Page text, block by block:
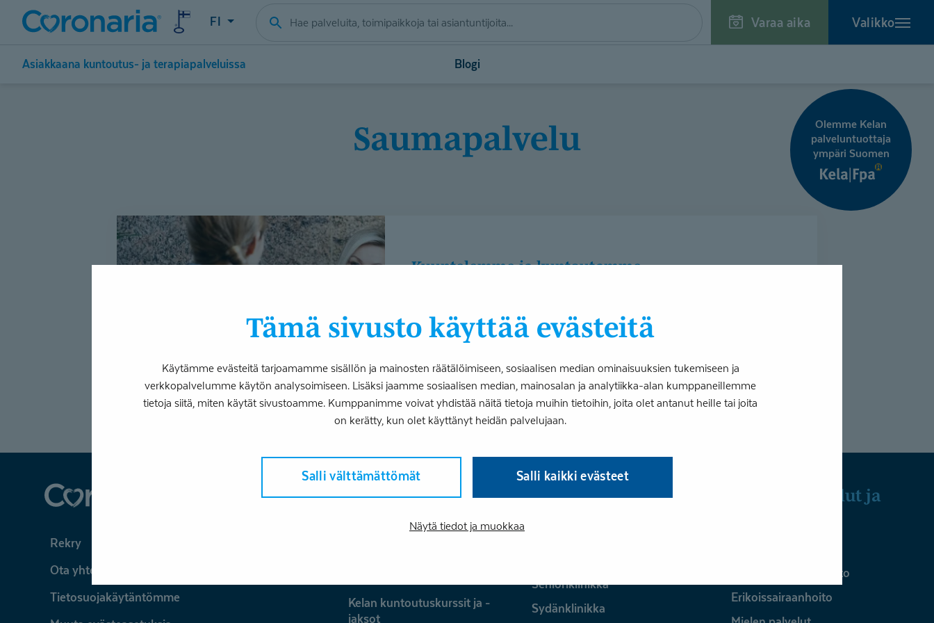
Tämä sivusto käyttää evästeitä
Käytämme evästeitä tarjoamamme sisällön ja mainosten räätälöimiseen, sosiaalisen median ominaisuuksien tukemiseen ja
verkkopalvelumme käytön analysoimiseen. Lisäksi jaamme sosiaalisen median, mainosalan ja analytiikka-alan kumppaneillemme
tietoja siitä, miten käytät sivustoamme. Kumppanimme voivat yhdistää näitä tietoja muihin tietoihin, joita olet antanut heille tai joita
on kerätty, kun olet käyttänyt heidän palvelujaan.
Salli välttämättömät Salli kaikki evästeet
Näytä tiedot ja muokkaa
FI Varaa aika Valikko
Asiakkaana kuntoutus- ja terapiapalveluissa Blogi
Olemme Kelan
palveluntuottaja
ympäri Suomen
saumapalvelu
Kuuntelemme
ja
kuntoutamme
Kuuntelemme ja kuntoutamme
Pitkittyneen työttömyyden taustalla on usein monialaisia ongelmia, joiden
kanssa ihminen on jäänyt yksin. Miten vaikeasti työllistyviä...
Coronaria
Rekry
Ota yhteyttä
Tietosuojakäytäntömme
Palvelut
Fysioterapia
Kelan kuntoutuskurssit ja -
jaksot
Senioriklinikka
Sydänklinikka
Julkiset palvelut ja
Perusterveydenhuolto
Erikoissairaanhoito